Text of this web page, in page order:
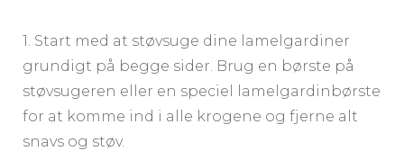
1. Start med at støvsuge dine lamelgardiner
grundigt på begge sider. Brug en børste på
støvsugeren eller en speciel lamelgardinbørste
for at komme ind i alle krogene og fjerne alt
snavs og støv.